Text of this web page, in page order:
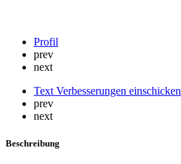
Profil
prev
next
Text Verbesserungen einschicken
prev
next
Beschreibung